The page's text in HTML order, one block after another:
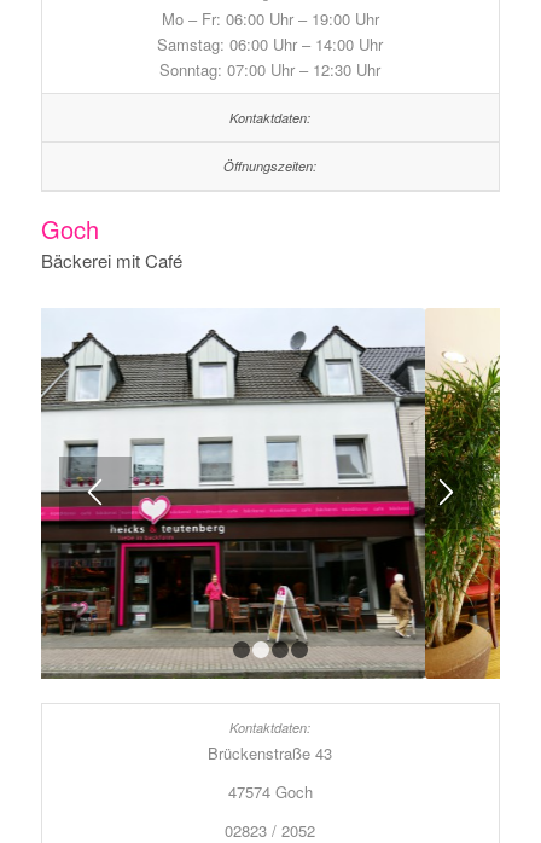
Mo – Fr: 06:00 Uhr – 19:00 Uhr
Samstag: 06:00 Uhr – 14:00 Uhr
Sonntag: 07:00 Uhr – 12:30 Uhr
Goch
Bäckerei mit Café
1 2 3 4
Brückenstraße 43
47574 Goch
02823 / 2052